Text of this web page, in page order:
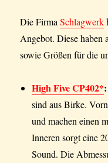
Die FirmaSchlagwerk
Angebot. Diese haben
sowie Größen für die
High Five CP402*:
sind aus Birke.
und machen einen
Inneren sorgt eine
Sound. Die